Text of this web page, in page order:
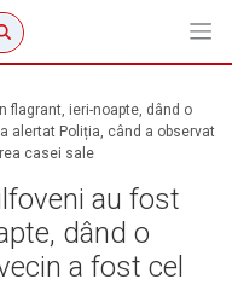
flagrant, ieri-noapte, dând o
alertat Poliția, când a observat
casei sale
au fost
dând o
a fost cel